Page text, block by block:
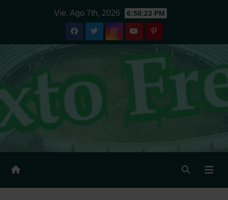
Vie. Ago 7th, 2026 6:58:23 PM